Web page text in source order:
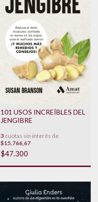
101 USOS INCREÍBLES DEL
JENGIBRE
3 cuotas sin interés de
$15.766,67
$47.300